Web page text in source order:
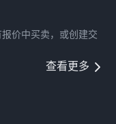
价中买卖，或创建交
查看更多